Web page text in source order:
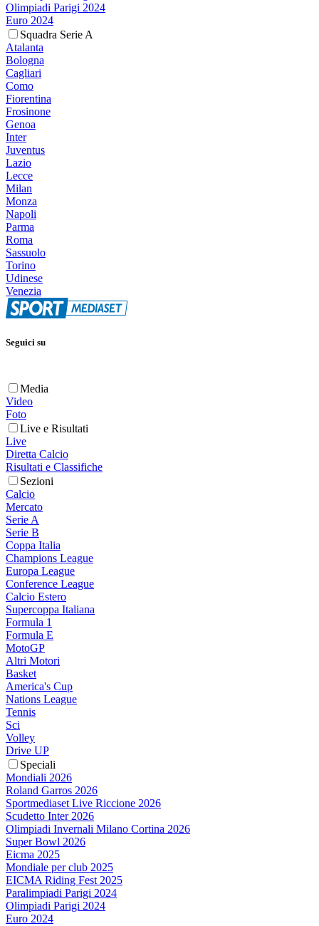
Olimpiadi Parigi 2024
Euro 2024
Squadra Serie A
Atalanta
Bologna
Cagliari
Como
Fiorentina
Frosinone
Genoa
Inter
Juventus
Lazio
Lecce
Milan
Monza
Napoli
Parma
Roma
Sassuolo
Torino
Udinese
Venezia
Seguici su
Media
Video
Foto
Live e Risultati
Live
Diretta Calcio
Risultati e Classifiche
Sezioni
Calcio
Mercato
Serie A
Serie B
Coppa Italia
Champions League
Europa League
Conference League
Calcio Estero
Supercoppa Italiana
Formula 1
Formula E
MotoGP
Altri Motori
Basket
America's Cup
Nations League
Tennis
Sci
Volley
Drive UP
Speciali
Mondiali 2026
Roland Garros 2026
Sportmediaset Live Riccione 2026
Scudetto Inter 2026
Olimpiadi Invernali Milano Cortina 2026
Super Bowl 2026
Eicma 2025
Mondiale per club 2025
EICMA Riding Fest 2025
Paralimpiadi Parigi 2024
Olimpiadi Parigi 2024
Euro 2024